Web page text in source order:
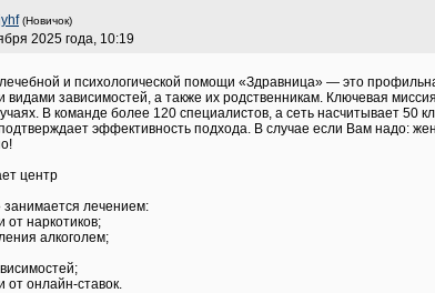
(Новичок)
2025 года, 10:19
и психологической помощи «Здравница» — это
видами зависимостей, а также их родственникам. Ключевая
В команде более 120 специалистов, а сеть насчитывает 50
эффективность подхода. В случае если Вам надо:
центр
занимается лечением:
от наркотиков;
алкоголем;
от онлайн-ставок.